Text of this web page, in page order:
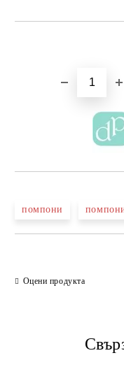
помпони
Оцени продукта